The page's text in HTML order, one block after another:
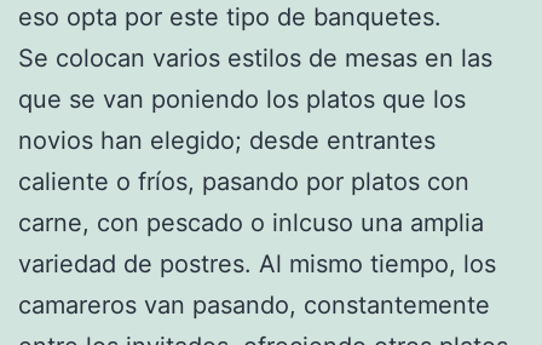
eso opta por este tipo de banquetes.
Se colocan varios estilos de mesas en las
que se van poniendo los platos que los
novios han elegido; desde entrantes
caliente o fríos, pasando por platos con
carne, con pescado o inlcuso una amplia
variedad de postres. Al mismo tiempo, los
camareros van pasando, constantemente